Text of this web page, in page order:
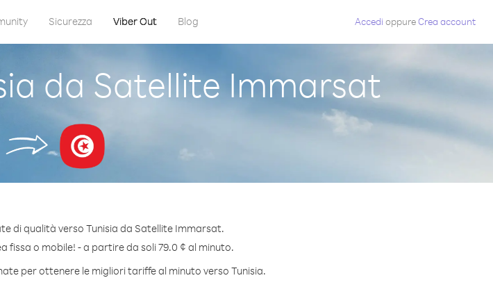
Sicurezza Viber Out Blog Accedi oppureCrea account
da Satellite Immarsat
di qualità verso Tunisia da Satellite Immarsat.
fissa o mobile! - a partire da soli 79.0 ¢ al minuto.
per ottenere le migliori tariffe al minuto verso Tunisia.